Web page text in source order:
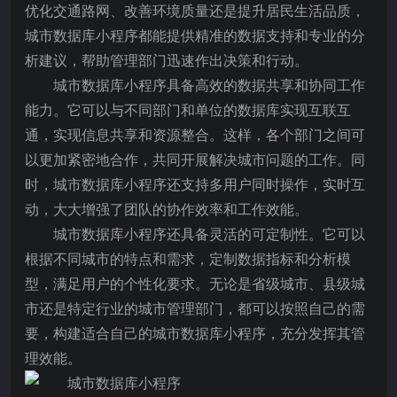
优化交通路网、改善环境质量还是提升居民生活品质，
城市数据库小程序都能提供精准的数据支持和专业的分
析建议，帮助管理部门迅速作出决策和行动。
城市数据库小程序具备高效的数据共享和协同工作
能力。它可以与不同部门和单位的数据库实现互联互
通，实现信息共享和资源整合。这样，各个部门之间可
以更加紧密地合作，共同开展解决城市问题的工作。同
时，城市数据库小程序还支持多用户同时操作，实时互
动，大大增强了团队的协作效率和工作效能。
城市数据库小程序还具备灵活的可定制性。它可以
根据不同城市的特点和需求，定制数据指标和分析模
型，满足用户的个性化要求。无论是省级城市、县级城
市还是特定行业的城市管理部门，都可以按照自己的需
要，构建适合自己的城市数据库小程序，充分发挥其管
理效能。